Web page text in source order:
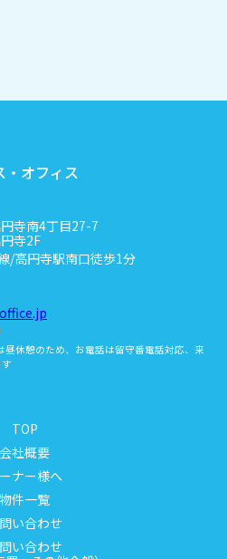
・オフィス
寺南4丁目27-7
寺2F
/高円寺駅南口徒歩1分
休憩のため、お電話は留守番電話対応、来
TOP
会社概要
ナー様へ
物件一覧
い合わせ
い合わせ